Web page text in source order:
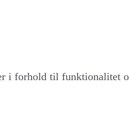
i forhold til funktionalitet